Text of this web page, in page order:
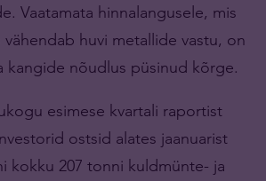
Vaatamata hinnalangusele, mis
huvi metallide vastu, on
kangide nõudlus püsinud kõrge.
esimese kvartali raportist
ostsid alates jaanuarist
kokku 207 tonni kuldmünte- ja